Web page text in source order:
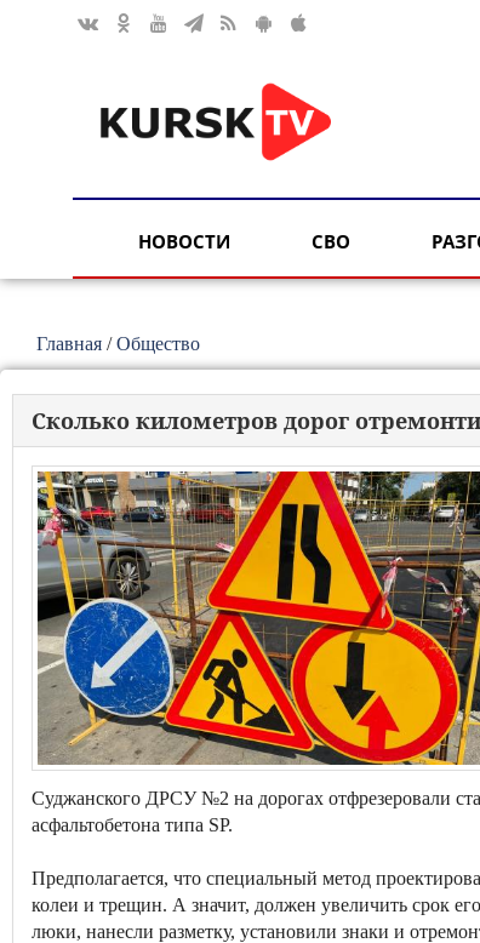
НОВОСТИ СВО
Главная /Общество
Сколько километров дорог
Суджанского ДРСУ №2 на дорогах отфрезеровали
асфальтобетона типа SP.
Предполагается, что специальный метод
колеи и трещин. А значит, должен увеличить срок
люки, нанесли разметку, установили знаки и